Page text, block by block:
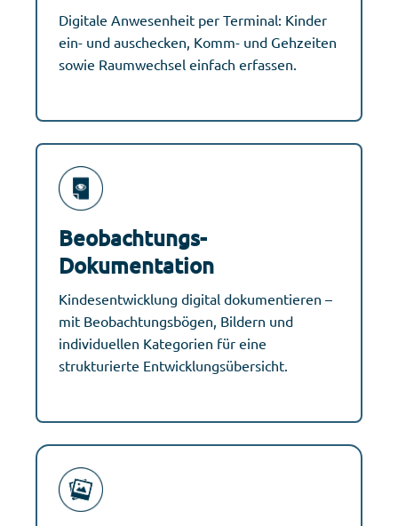
Digitale Anwesenheit per Terminal: Kinder
ein- und auschecken, Komm- und Gehzeiten
sowie Raumwechsel einfach erfassen.
Beobachtungs-
Dokumentation
Kindesentwicklung digital dokumentieren –
mit Beobachtungsbögen, Bildern und
individuellen Kategorien für eine
strukturierte Entwicklungsübersicht.